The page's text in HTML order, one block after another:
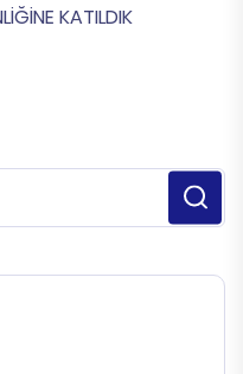
KATILDIK